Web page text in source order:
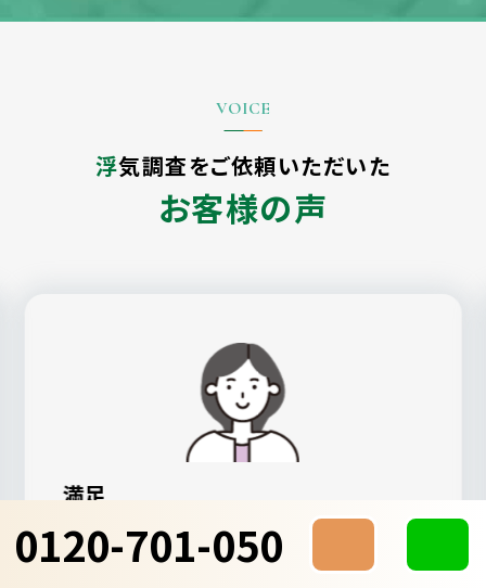
0120-701-050
浮気調査をご依頼いただいた
お客様の声
満足
ALG探偵社が一番親身になってもらえた